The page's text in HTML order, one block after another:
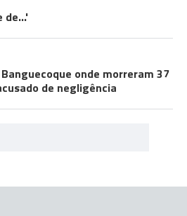
de...'
onde morreram 37
de negligência